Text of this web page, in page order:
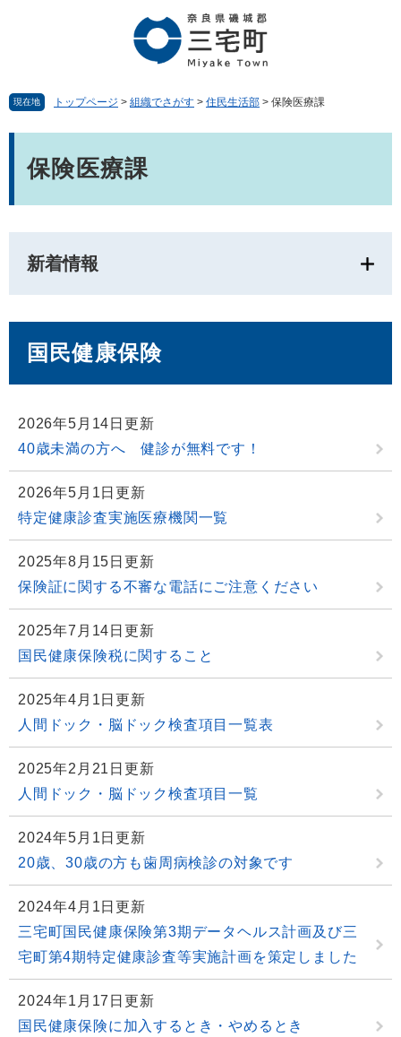
現在地 トップページ > 組織でさがす > 住民生活部 > 保険医療課
保険医療課
新着情報
国民健康保険
2026年5月14日更新
40歳未満の方へ 健診が無料です！
2026年5月1日更新
特定健康診査実施医療機関一覧
2025年8月15日更新
保険証に関する不審な電話にご注意ください
2025年7月14日更新
国民健康保険税に関すること
2025年4月1日更新
人間ドック・脳ドック検査項目一覧表
2025年2月21日更新
人間ドック・脳ドック検査項目一覧
2024年5月1日更新
20歳、30歳の方も歯周病検診の対象です
2024年4月1日更新
三宅町国民健康保険第3期データヘルス計画及び三
宅町第4期特定健康診査等実施計画を策定しました
2024年1月17日更新
国民健康保険に加入するとき・やめるとき